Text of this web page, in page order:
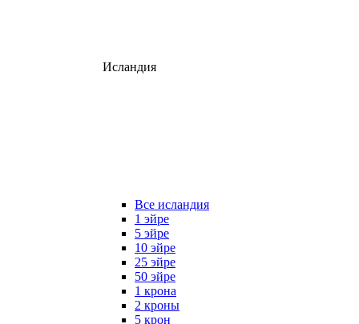
Исландия
Все исландия
1 эйре
5 эйре
10 эйре
25 эйре
50 эйре
1 крона
2 кроны
5 крон